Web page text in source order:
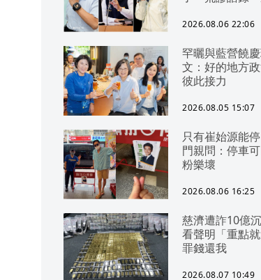
2026.08.06 22:06
罕曬與藍營饒
文：好的地方政
彼此接力
2026.08.05 15:07
只有崔始源能
門親問：停車
粉樂壞
2026.08.06 16:25
慈濟遭詐10億
看聲明「重點
罪錢還我
2026.08.07 10:49